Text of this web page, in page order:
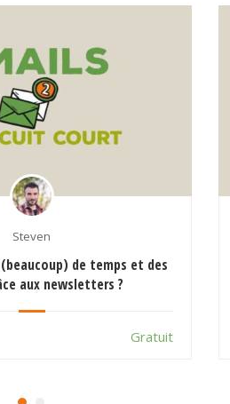
Steven
de temps et des
aux newsletters ?
Gratuit